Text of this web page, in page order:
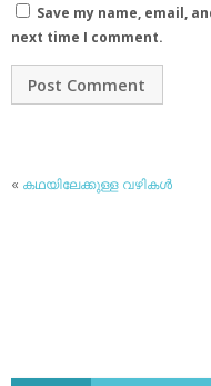
Save my name, email,
next time I comment.
« കഥയിലേക്കുള്ള വഴികള്‍